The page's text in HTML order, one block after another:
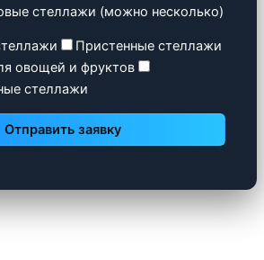
стеллажи (можно несколько)
Пристенные стеллажи
овощей и фруктов
стеллажи